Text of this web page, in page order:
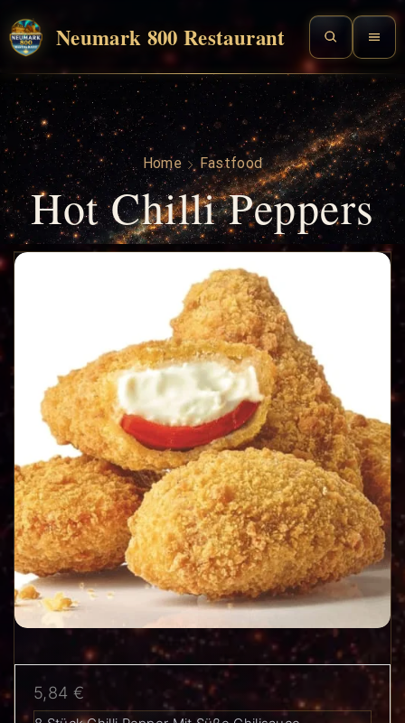
Neumark 800 Restaurant
Home Fastfood
Hot Chilli Peppers
5,84 €